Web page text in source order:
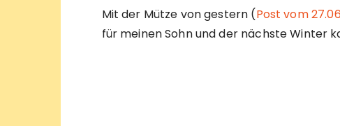
Mit der Mütze von gestern (Post vom
für meinen Sohn und der nächste Winter